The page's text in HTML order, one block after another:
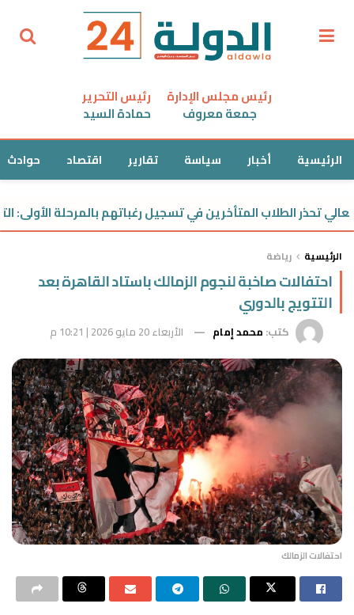
رئيس مجلس الإدارة
جمعة معروف
رئيس التحرير
حمادة السيد
الرئيسية أخبار سياسة تقارير اقتصاد حوادث
تحذر الطلاب المتأخرين في تسجيل رغباتهم بالمرحلة الأولى:
الرئيسية رياضة
احتفالات صاخبة لنجوم الزمالك باستاد القاهرة بعد
التتويج بالدوري
كتب: محمد إمام الأربعاء 20 مايو 2026 | 10:21 م
احتفالات الزمالك